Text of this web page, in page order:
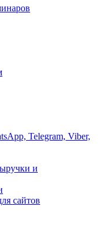
Telegram, Viber,
и
сайтов